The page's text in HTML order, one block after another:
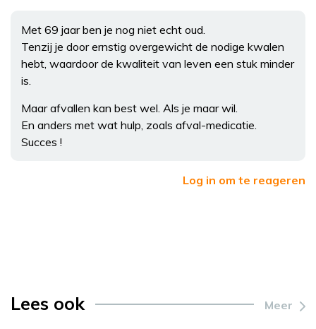
Met 69 jaar ben je nog niet echt oud.
Tenzij je door ernstig overgewicht de nodige kwalen
hebt, waardoor de kwaliteit van leven een stuk minder
is.
Maar afvallen kan best wel. Als je maar wil.
En anders met wat hulp, zoals afval-medicatie.
Succes !
Log in om te reageren
Lees ook Meer